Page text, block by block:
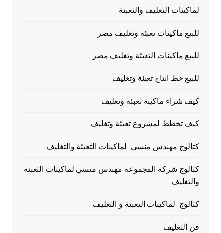
لماكينات التغليف والتعبئة
للبيع ماكينات تعبئة وتغليف مصر
للبيع ماكينات التعبئة وتغليف مصر
للبيع خط انتاج تعبئة وتغليف
كيف شراء ماكينة تعبئة وتغليف
كيف تخطط لمشروع تعبئة وتغليف
كتالوج مهندس منسي لماكينات التعبئة والتغليف
كتالوج شركه المجموعه مهندس منسي لماكينات التعبئه
والتغليف
كتالوج لماكينات التعبئة و التغليف
فن التغليف